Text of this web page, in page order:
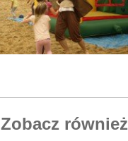
Zobacz również